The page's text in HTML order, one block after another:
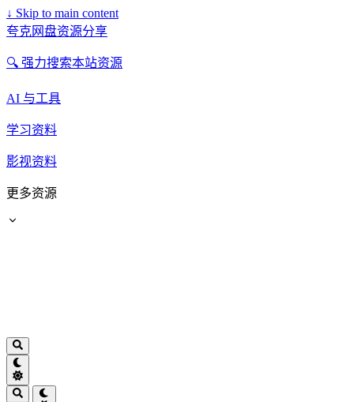
↓ Skip to main content
夸克网盘资源分享
🔍 强力搜索本站资源
AI 与工具
学习资料
影视资料
更多资源